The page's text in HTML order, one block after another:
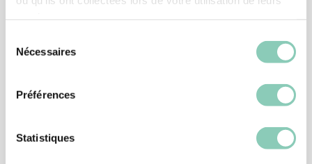
Nécessaires
Préférences
Statistiques
Produits associés